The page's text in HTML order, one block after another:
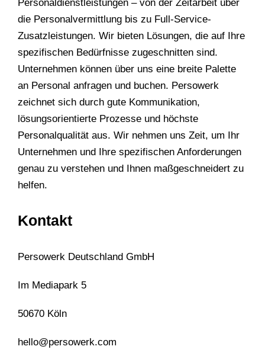
Personaldienstleistungen – von der Zeitarbeit über
die Personalvermittlung bis zu Full-Service-
Zusatzleistungen. Wir bieten Lösungen, die auf Ihre
spezifischen Bedürfnisse zugeschnitten sind.
Unternehmen können über uns eine breite Palette
an Personal anfragen und buchen. Persowerk
zeichnet sich durch gute Kommunikation,
lösungsorientierte Prozesse und höchste
Personalqualität aus. Wir nehmen uns Zeit, um Ihr
Unternehmen und Ihre spezifischen Anforderungen
genau zu verstehen und Ihnen maßgeschneidert zu
helfen.
Kontakt
Persowerk Deutschland GmbH
Im Mediapark 5
50670 Köln
hello@persowerk.com